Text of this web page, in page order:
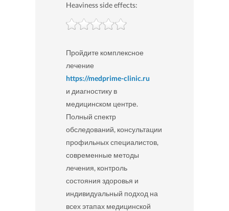
Heaviness side effects:
Пройдите комплексное
лечение
https://medprime-clinic.ru
и диагностику в
медицинском центре.
Полный спектр
обследований, консультации
профильных специалистов,
современные методы
лечения, контроль
состояния здоровья и
индивидуальный подход на
всех этапах медицинской